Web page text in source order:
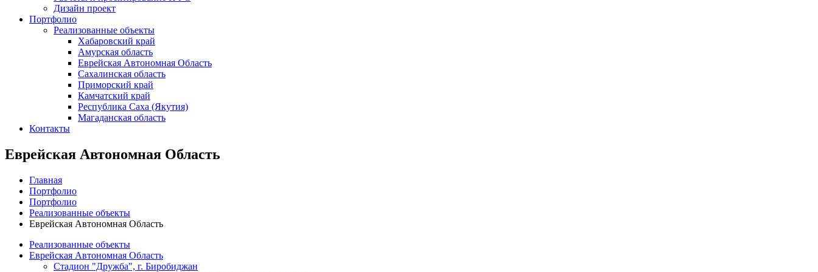
Дизайн проект
Портфолио
Реализованные объекты
Хабаровский край
Амурская область
Еврейская Автономная Область
Сахалинская область
Приморский край
Камчатский край
Республика Саха (Якутия)
Магаданская область
Контакты
Еврейская Автономная Область
Главная
Портфолио
Портфолио
Реализованные объекты
Еврейская Автономная Область
Реализованные объекты
Еврейская Автономная Область
Стадион "Дружба", г. Биробиджан